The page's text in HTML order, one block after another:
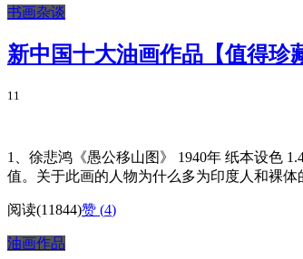
书画杂谈
新中国十大油画作品【值得珍
11
1、徐悲鸿《愚公移山图》 1940年 纸本设色
值。关于此画的人物为什么多为印度人和裸
阅读(11844)赞 (4)
油画作品